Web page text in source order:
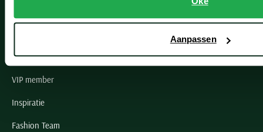
Aanpassen
Paul & Shark specialist
VIP member
Inspiratie
Fashion Team